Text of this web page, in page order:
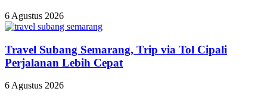
6 Agustus 2026
Travel Subang Semarang, Trip via Tol Cipali
Perjalanan Lebih Cepat
6 Agustus 2026